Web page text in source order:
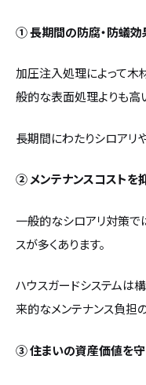
① 長期間の防腐・防蟻効
加圧注入処理によって木
般的な表面処理よりも高
長期間にわたりシロアリ
② メンテナンスコストを
一般的なシロアリ対策で
スが多くあります。
ハウスガードシステムは
来的なメンテナンス負担
③ 住まいの資産価値を